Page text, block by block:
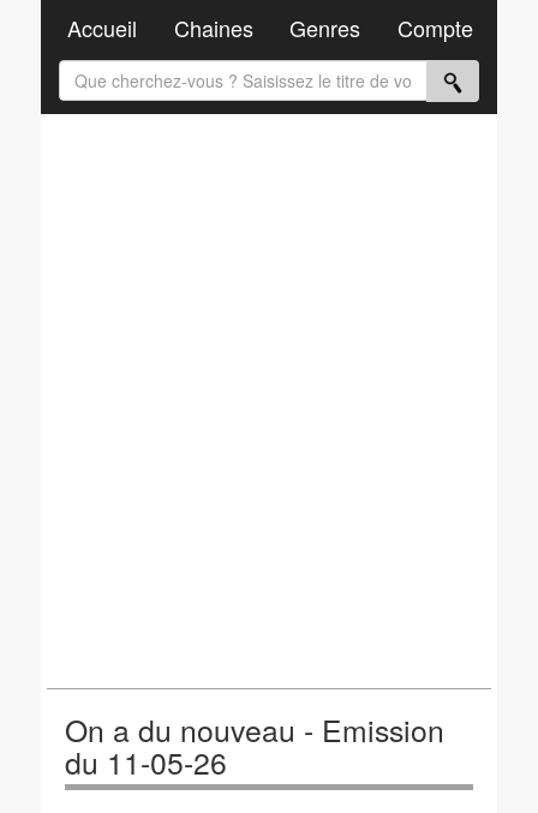
On a du nouveau - Emission
du 11-05-26
Accueil Chaines Genres Compte